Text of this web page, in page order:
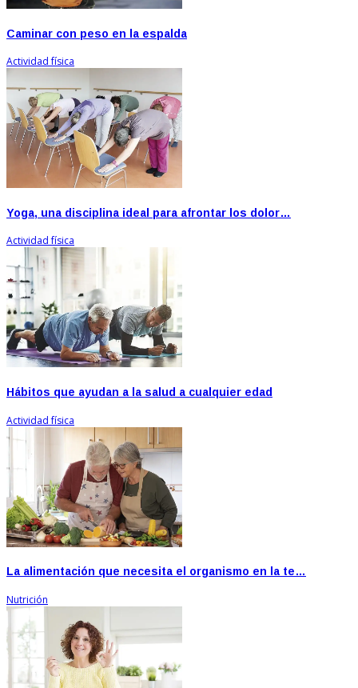
Caminar con peso en la espalda
Actividad física
Yoga, una disciplina ideal para afrontar los dolor…
Actividad física
Hábitos que ayudan a la salud a cualquier edad
Actividad física
La alimentación que necesita el organismo en la te…
Nutrición